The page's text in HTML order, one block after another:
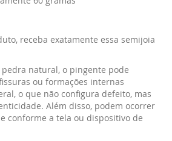
receba exatamente essa semijoia
natural, o pingente pode
ou formações internas
o que não configura defeito, mas
Além disso, podem ocorrer
conforme a tela ou dispositivo de